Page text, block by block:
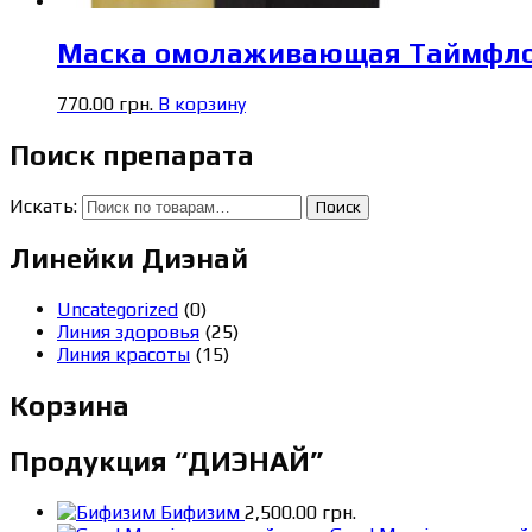
Маска омолаживающая
770.00 грн. В корзину
Поиск препарата
Искать: Поиск
Линейки Диэнай
Uncategorized (0)
Линия здоровья (25)
Линия красоты (15)
Корзина
Продукция “ДИЭНАЙ”
Бифизим 2,500.00 грн.